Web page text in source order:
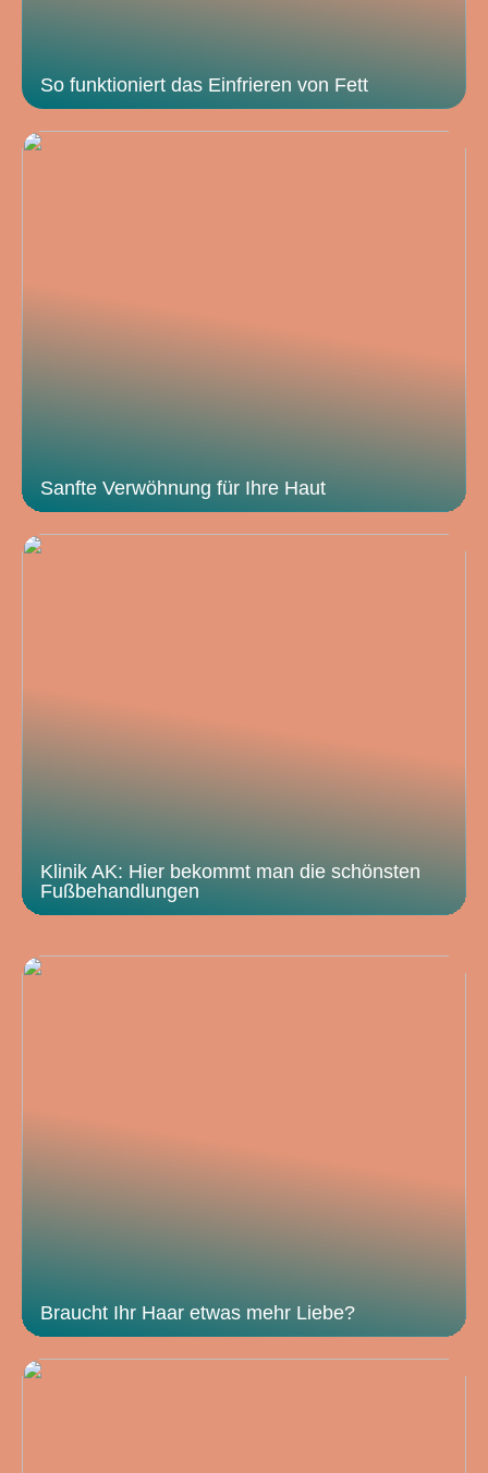
So funktioniert das Einfrieren von Fett
Sanfte Verwöhnung für Ihre Haut
Klinik AK: Hier bekommt man die schönsten
Fußbehandlungen
Braucht Ihr Haar etwas mehr Liebe?